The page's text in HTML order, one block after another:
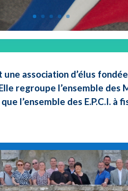
association d’élus
regroupe l’ensemble
l’ensemble des E.P.C.I.